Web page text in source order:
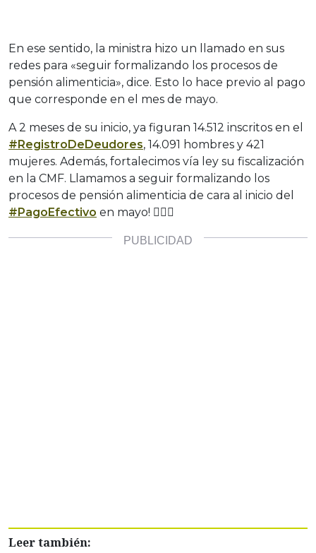
En ese sentido, la ministra hizo un llamado en sus
redes para «seguir formalizando los procesos de
pensión alimenticia», dice. Esto lo hace previo al pago
que corresponde en el mes de mayo.
A 2 meses de su inicio, ya figuran 14.512 inscritos en el
#RegistroDeDeudores, 14.091 hombres y 421
mujeres. Además, fortalecimos vía ley su fiscalización
en la CMF. Llamamos a seguir formalizando los
procesos de pensión alimenticia de cara al inicio del
#PagoEfectivo en mayo! 🙋🏻‍♀️
Leer también: